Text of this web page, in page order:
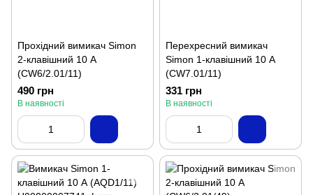
Прохідний вимикач Simon
2-клавішний 10 А
(CW6/2.01/11)
490 грн
В наявності
Перехресний вимикач
Simon 1-клавішний 10 А
(CW7.01/11)
331 грн
В наявності